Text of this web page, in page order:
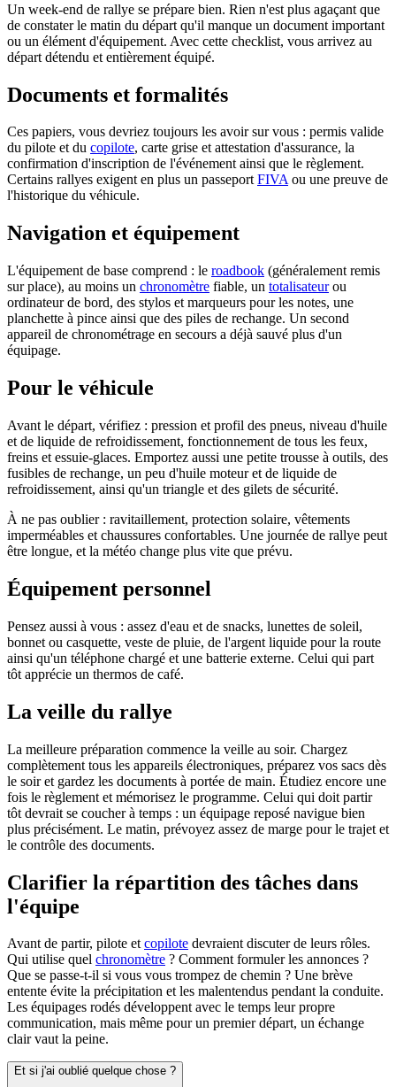
Un week-end de rallye se prépare bien. Rien n'est plus agaçant que
de constater le matin du départ qu'il manque un document important
ou un élément d'équipement. Avec cette checklist, vous arrivez au
départ détendu et entièrement équipé.
Documents et formalités
Ces papiers, vous devriez toujours les avoir sur vous : permis valide
du pilote et du copilote, carte grise et attestation d'assurance, la
confirmation d'inscription de l'événement ainsi que le règlement.
Certains rallyes exigent en plus un passeportFIVAou une preuve de
l'historique du véhicule.
Navigation et équipement
L'équipement de base comprend : le roadbook (généralement remis
sur place), au moins un chronomètre fiable, un totalisateurou
ordinateur de bord, des stylos et marqueurs pour les notes, une
planchette à pince ainsi que des piles de rechange. Un second
appareil de chronométrage en secours a déjà sauvé plus d'un
équipage.
Pour le véhicule
Avant le départ, vérifiez : pression et profil des pneus, niveau d'huile
et de liquide de refroidissement, fonctionnement de tous les feux,
freins et essuie-glaces. Emportez aussi une petite trousse à outils, des
fusibles de rechange, un peu d'huile moteur et de liquide de
refroidissement, ainsi qu'un triangle et des gilets de sécurité.
À ne pas oublier : ravitaillement, protection solaire, vêtements
imperméables et chaussures confortables. Une journée de rallye peut
être longue, et la météo change plus vite que prévu.
Équipement personnel
Pensez aussi à vous : assez d'eau et de snacks, lunettes de soleil,
bonnet ou casquette, veste de pluie, de l'argent liquide pour la route
ainsi qu'un téléphone chargé et une batterie externe. Celui qui part
tôt apprécie un thermos de café.
La veille du rallye
La meilleure préparation commence la veille au soir. Chargez
complètement tous les appareils électroniques, préparez vos sacs dès
le soir et gardez les documents à portée de main. Étudiez encore une
fois le règlement et mémorisez le programme. Celui qui doit partir
tôt devrait se coucher à temps : un équipage reposé navigue bien
plus précisément. Le matin, prévoyez assez de marge pour le trajet et
le contrôle des documents.
Clarifier la répartition des tâches dans
l'équipe
Avant de partir, pilote etcopilote devraient discuter de leurs rôles.
Qui utilise quel chronomètre ? Comment formuler les annonces ?
Que se passe-t-il si vous vous trompez de chemin ? Une brève
entente évite la précipitation et les malentendus pendant la conduite.
Les équipages rodés développent avec le temps leur propre
communication, mais même pour un premier départ, un échange
clair vaut la peine.
Et si j'ai oublié quelque chose ?